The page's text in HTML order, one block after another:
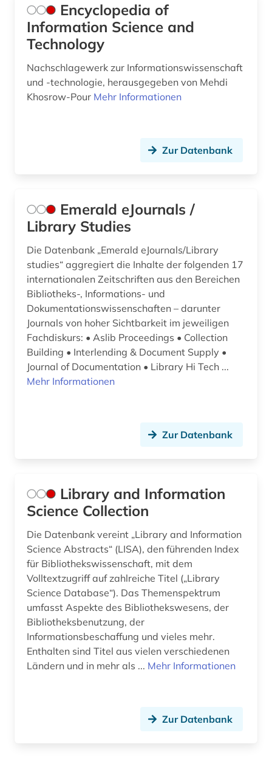
Encyclopedia of
Information Science and
Technology
Nachschlagewerk zur Informationswissenschaft
und -technologie, herausgegeben von Mehdi
Khosrow-Pour Mehr Informationen
Zur Datenbank
Emerald eJournals /
Library Studies
Die Datenbank „Emerald eJournals/Library
studies“ aggregiert die Inhalte der folgenden 17
internationalen Zeitschriften aus den Bereichen
Bibliotheks-, Informations- und
Dokumentationswissenschaften – darunter
Journals von hoher Sichtbarkeit im jeweiligen
Fachdiskurs: • Aslib Proceedings • Collection
Building • Interlending & Document Supply •
Journal of Documentation • Library Hi Tech ...
Mehr Informationen
Zur Datenbank
Library and Information
Science Collection
Die Datenbank vereint „Library and Information
Science Abstracts“ (LISA), den führenden Index
für Bibliothekswissenschaft, mit dem
Volltextzugriff auf zahlreiche Titel („Library
Science Database“). Das Themenspektrum
umfasst Aspekte des Bibliothekswesens, der
Bibliotheksbenutzung, der
Informationsbeschaffung und vieles mehr.
Enthalten sind Titel aus vielen verschiedenen
Ländern und in mehr als ... Mehr Informationen
Zur Datenbank